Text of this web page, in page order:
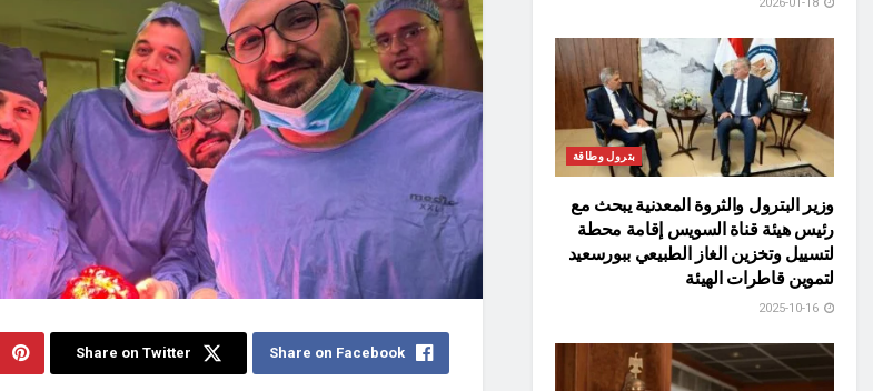
Share on Facebook
Share on Twitter
بترول وطاقة
وزير البترول والثروة المعدنية يبحث مع
رئيس هيئة قناة السويس إقامة محطة
لتسييل وتخزين الغاز الطبيعي ببورسعيد
لتموين قاطرات الهيئة